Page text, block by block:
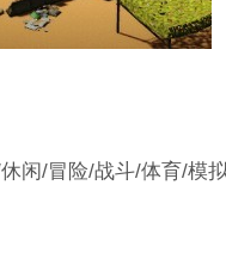
闲/冒险/战斗/体育/模